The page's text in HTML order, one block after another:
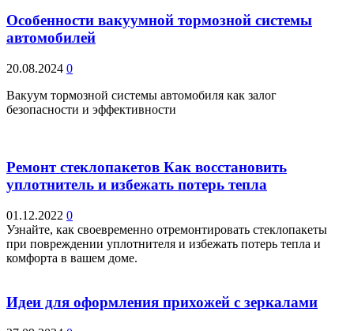
Особенности вакуумной тормозной системы
автомобилей
20.08.2024 0
Вакуум тормозной системы автомобиля как залог
безопасности и эффективности
Ремонт стеклопакетов Как восстановить
уплотнитель и избежать потерь тепла
01.12.2022 0
Узнайте, как своевременно отремонтировать стеклопакеты
при повреждении уплотнителя и избежать потерь тепла и
комфорта в вашем доме.
Идеи для оформления прихожей с зеркалами